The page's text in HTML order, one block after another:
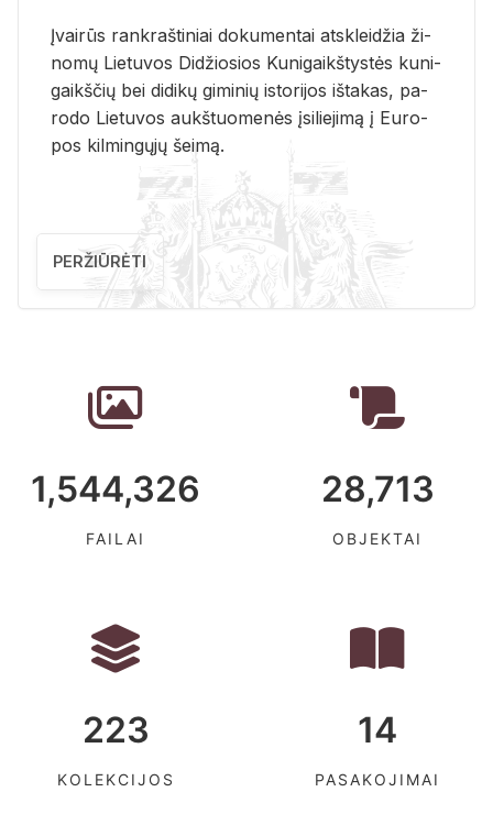
Įvai­rūs rank­raš­ti­niai do­ku­men­tai at­sklei­džia ži­
no­mų Lie­tu­vos Di­džio­sios Ku­ni­gaikš­tys­tės ku­ni­
gaikš­čių bei di­di­kų gi­mi­nių is­to­ri­jos iš­ta­kas, pa­
ro­do Lie­tu­vos aukš­tuo­me­nės įsi­lie­ji­mą į Eu­ro­
pos kil­min­gų­jų šei­mą.
PERŽIŪRĖTI
1,544,326
FAILAI
28,713
OBJEKTAI
223
KOLEKCIJOS
14
PASAKOJIMAI